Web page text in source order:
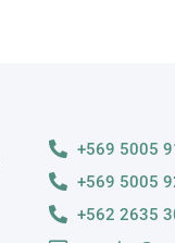
+569 5005
+569 5005
+562 2635